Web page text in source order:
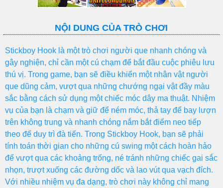
NỘI DUNG CỦA TRÒ CHƠI
Stickboy Hook là một trò chơi người que nhanh chóng và
gây nghiện, chỉ cần một cú chạm để bắt đầu cuộc phiêu lưu
thú vị. Trong game, bạn sẽ điều khiển một nhân vật người
que dũng cảm, vượt qua những chướng ngại vật đầy màu
sắc bằng cách sử dụng một chiếc móc dây ma thuật. Nhiệm
vụ của bạn là chạm và giữ để ném móc, thả tay để bay lượn
trên không trung và nhanh chóng nắm bắt điểm neo tiếp
theo để duy trì đà tiến. Trong Stickboy Hook, bạn sẽ phải
tính toán thời gian cho những cú swing một cách hoàn hảo
để vượt qua các khoảng trống, né tránh những chiếc gai sắc
nhọn, trượt xuống các đường dốc và lao vút qua vạch đích.
Với nhiều nhiệm vụ đa dạng, trò chơi này không chỉ mang